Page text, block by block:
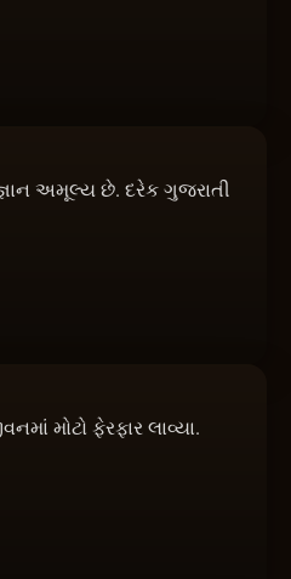
અમૂલ્ય છે. દરેક ગુજરાતી
મોટો ફેરફાર લાવ્યા.